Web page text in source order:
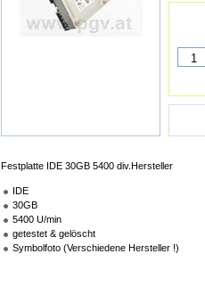
Festplatte IDE 30GB 5400 div.Hersteller
IDE
30GB
5400 U/min
getestet & gelöscht
Symbolfoto (Verschiedene Hersteller !)